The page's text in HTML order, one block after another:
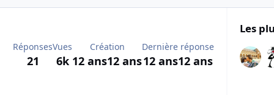
Réponses
21
Vues
6k
Création
12 ans12 ans
Dernière réponse
12 ans12 ans
Les